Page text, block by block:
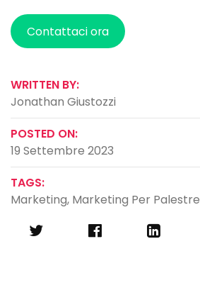
Contattaci ora
WRITTEN BY:
Jonathan Giustozzi
POSTED ON:
19 Settembre 2023
TAGS:
Marketing, Marketing Per Palestre